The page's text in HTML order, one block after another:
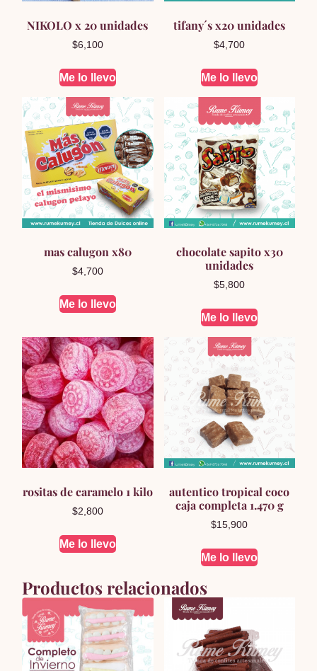
NIKOLO x 20 unidades
$6,100
Me lo llevo
tifany´s x20 unidades
$4,700
Me lo llevo
mas calugon x80
$4,700
Me lo llevo
chocolate sapito x30
unidades
$5,800
Me lo llevo
rositas de caramelo 1 kilo
$2,800
Me lo llevo
autentico tropical coco
caja completa 1.470 g
$15,900
Me lo llevo
Productos relacionados